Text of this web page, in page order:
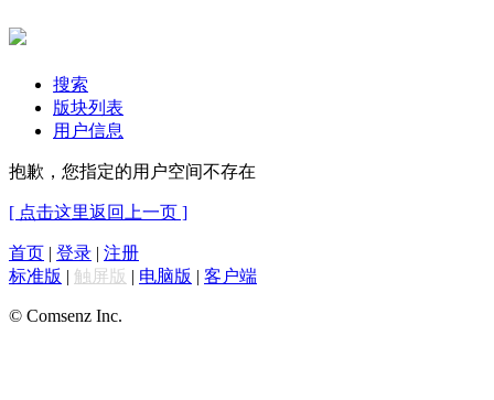
搜索
版块列表
用户信息
抱歉，您指定的用户空间不存在
[ 点击这里返回上一页 ]
首页 | 登录 | 注册
标准版 | 触屏版 | 电脑版 | 客户端
© Comsenz Inc.